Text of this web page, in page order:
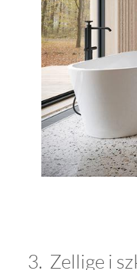
3. Zellige i